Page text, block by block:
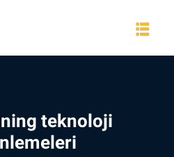
teknoloji